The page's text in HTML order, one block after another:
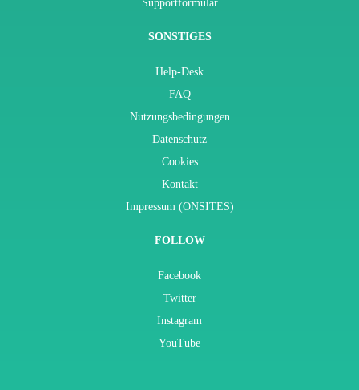
Supportformular
SONSTIGES
Help-Desk
FAQ
Nutzungsbedingungen
Datenschutz
Cookies
Kontakt
Impressum (ONSITES)
FOLLOW
Facebook
Twitter
Instagram
YouTube